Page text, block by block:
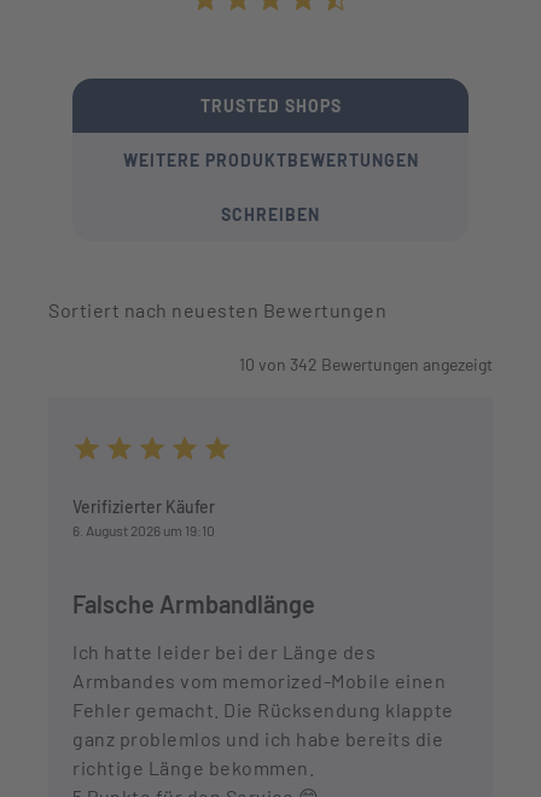
TRUSTED SHOPS
WEITERE PRODUKTBEWERTUNGEN
SCHREIBEN
Sortiert nach neuesten Bewertungen
10 von 342 Bewertungen angezeigt
Verifizierter Käufer
6. August 2026 um 19:10
Falsche Armbandlänge
Ich hatte leider bei der Länge des
Armbandes vom memorized-Mobile einen
Fehler gemacht. Die Rücksendung klappte
ganz problemlos und ich habe bereits die
richtige Länge bekommen.